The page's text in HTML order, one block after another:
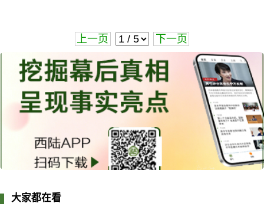
上一页 下一页
大家都在看